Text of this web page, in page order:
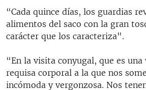
“Cada quince días, los guardias
alimentos del saco con la gran
carácter que los caracteriza".
“En la visita conyugal, que es una
requisa corporal a la que nos
incómoda y vergonzosa. Nos